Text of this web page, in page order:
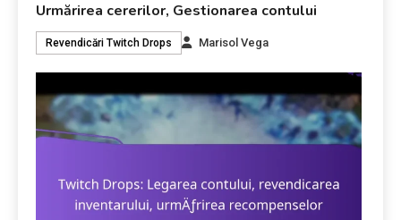
Urmărirea cererilor, Gestionarea contului
Revendicări Twitch Drops Marisol Vega